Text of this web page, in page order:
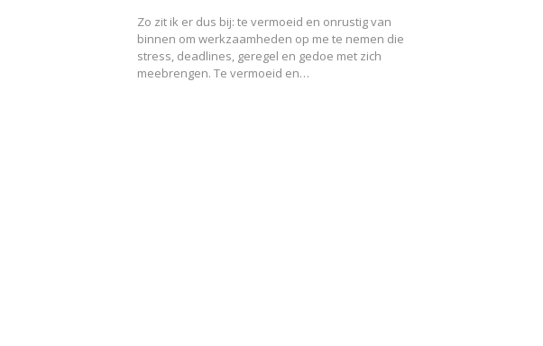
Zo zit ik er dus bij: te vermoeid en onrustig van
binnen om werkzaamheden op me te nemen die
stress, deadlines, geregel en gedoe met zich
meebrengen. Te vermoeid en…